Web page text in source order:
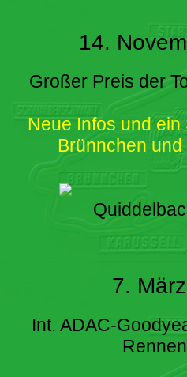
14.
Großer Preis der
Neue Infos und
Brünnchen
7.
Int. ADAC-